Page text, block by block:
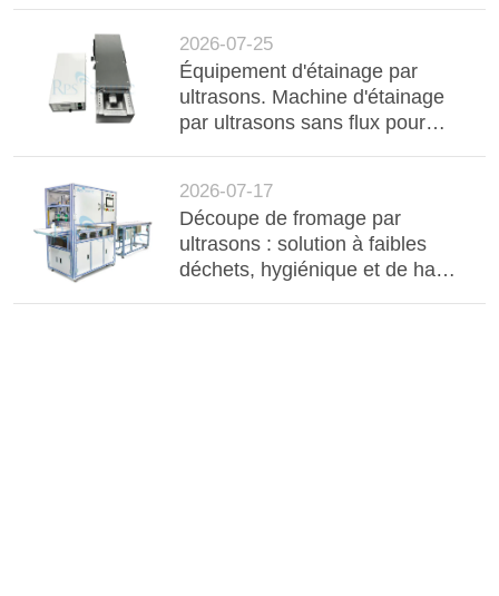
2026-07-25
Équipement d'étainage par
ultrasons. Machine d'étainage
par ultrasons sans flux pour
2026-07-17
Découpe de fromage par
ultrasons : solution à faibles
déchets, hygiénique et de haute